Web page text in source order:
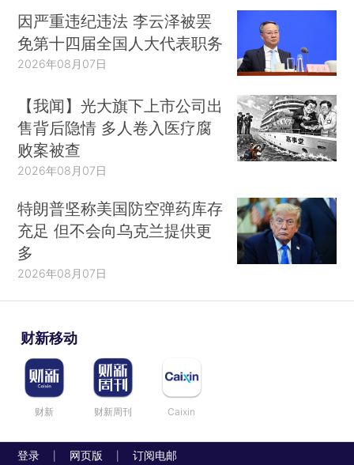
因严重违纪违法 李云泽被罢
免第十四届全国人大代表职务
2026年08月07日
【我闻】光大旗下上市公司出
售背后隐情 多人卷入医疗腐
败案被查
2026年08月07日
特朗普坚称美国防空弹药库存
充足 但不会向乌克兰提供更
多
2026年08月07日
财新移动
财新 财新周刊 Caixin
登录 网页版 订阅电邮